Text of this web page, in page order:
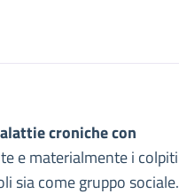
croniche con
e materialmente i colpiti
sia come gruppo sociale.